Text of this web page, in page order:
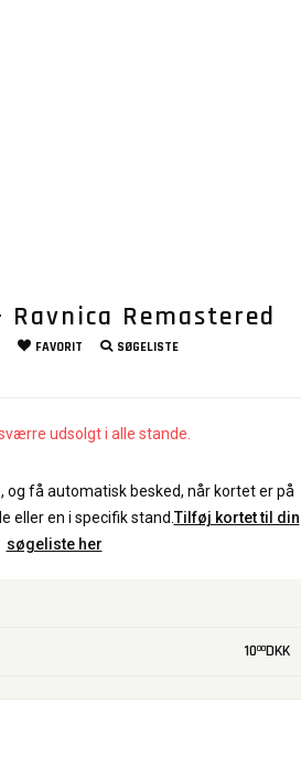
Remastered
FAVORIT SØGELISTE
udsolgt i alle stande.
og få automatisk besked, når kortet er på
eller en i specifik stand. Tilføj kortet til din
søgeliste her
1000DKK